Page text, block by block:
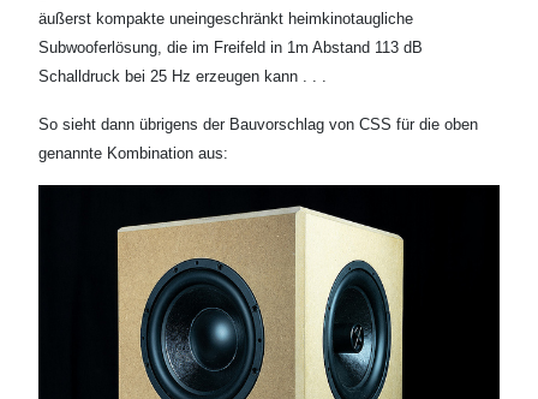
äußerst kompakte uneingeschränkt heimkinotaugliche
Subwooferlösung, die im Freifeld in 1m Abstand 113 dB
Schalldruck bei 25 Hz erzeugen kann . . .
So sieht dann übrigens der Bauvorschlag von CSS für die oben
genannte Kombination aus: